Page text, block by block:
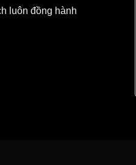
luôn đồng hành